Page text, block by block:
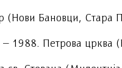
(Нови Бановци, Стара
1988. Петрова црква